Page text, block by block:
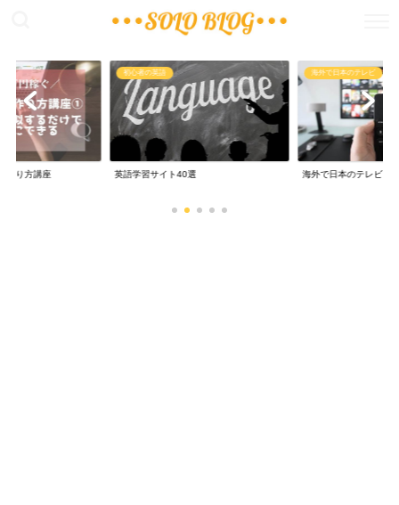
作り方講座
初心者の英語
英語学習サイト40選
海外で日本のテレビ
海外で日本のテレビ